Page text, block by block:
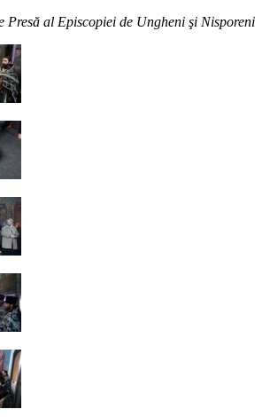
Presă al Episcopiei de Ungheni şi Nisporeni